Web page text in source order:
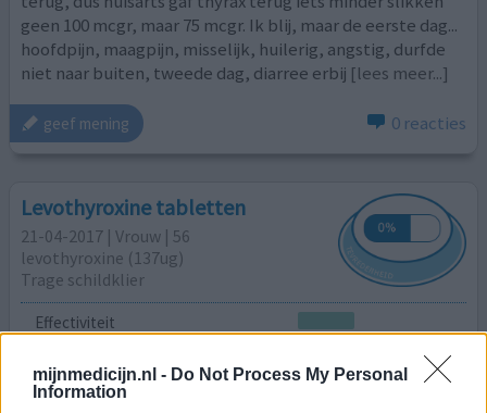
mijnmedicijn.nl - Do Not Process My Personal
Information
geen 100 mcgr, maar 75 mcgr. Ik blij, maar de eerste dag...
hoofdpijn, maagpijn, misselijk, huilerig, angstig, durfde
niet naar buiten, tweede dag, diarree erbij [lees meer...]
geef mening 0 reacties
Levothyroxine tabletten
21-04-2017 | Vrouw | 56
levothyroxine (137ug)
Trage schildklier
Effectiviteit
Met thyrax bijna nooit klachten, nu veel klachten! Elke